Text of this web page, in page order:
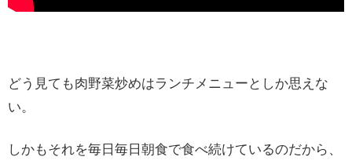
どう見ても肉野菜炒めはランチメニューとしか思えな
い。
しかもそれを毎日毎日朝食で食べ続けているのだから、